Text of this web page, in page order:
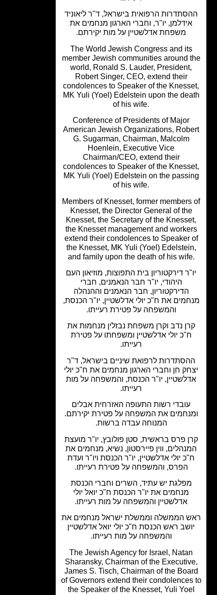
הרפואית בישראל, ד"ר ליאוניד
יו"ר, וחברי הארגון מנחמים את
משפחת אדלשטיין על מות יקירתם.
The World Jewish Congress and its
member Jewish communities around
world, Ronald S. Lauder, President,
Robert Singer, CEO, extend their
condolences to Speaker of the
MK Yuli (Yoel) Edelstein upon the
of his wife.
Conference of Presidents of Major
American Jewish Organizations,
G. Sugarman, Chairman, Malcolm
Hoenlein, Executive Vice
Chairman/CEO, extend their
condolences to Speaker of the
MK Yuli (Yoel) Edelstein on the
of his wife.
Members of Knesset, former
Knesset, the Director General of the
Knesset, the Secretary of the
the Knesset management and
extend their condolences to Speaker
the Knesset, MK Yuli (Yoel)
and family upon the death of his
דירקטוריון בית התפוצות, מוזיאון העם
היהודי, יו"ר חבר הנאמנים, חברי
הדירקטוריון, חבר הנאמנים וההנהלה
את ח"כ יולי אדלשטיין, יו"ר הכנסת,
והמשפחה על פטירת רעייתו.
נדב וקרן משפחת נבזלין מנחמות את
ח"כ יולי אדלשטיין ומשפחתו על פטירת
לרפואת שיניים בישראל, ד"ר
חן וחברי הארגון מנחמים את ח"כ יולי
יו"ר הכנסת, והמשפחה על מות
עובדי רשות התעופה האזרחית אבלים
את המשפחה על פטירת יקירתם.
המנוחה עבדה ברשות.
פרס בראשית, סטן פולובץ, יו"ר מועצת
ווין פיירסטון, נשיא, מנחמים את
יולי אדלשטיין, יו"ר הכנסת ויו"ר ועדת
הפרס, והמשפחה על פטירת רעייתו.
מפלגת יש עתיד, השרים וחברי הכנסת
מנחמים את יו"ר הכנסת ח"כ יואל יולי
אדלשטיין והמשפחה על מות רעייתו.
הממשלה וממשלת ישראל מנחמים את
ראש הכנסת ח"כ יולי יואל אדלשטיין
והמשפחה על מות רעייתו.
The Jewish Agency for Israel,
Sharansky, Chairman of the
James S. Tisch, Chairman of the
of Governors extend their
the Speaker of the Knesset, Yuli